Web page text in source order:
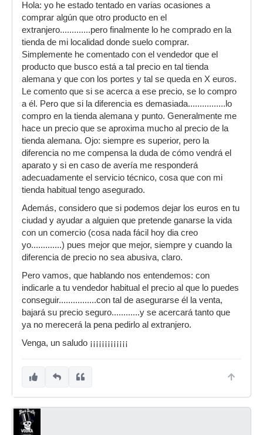
Hola: yo he estado tentado en varias ocasiones a
comprar algún que otro producto en el
extranjero.............pero finalmente lo he comprado en la
tienda de mi localidad donde suelo comprar.
Simplemente he comentado con el vendedor que el
producto que busco está a tal precio en tal tienda
alemana y que con los portes y tal se queda en X euros.
Le comento que si se acerca a ese precio, se lo compro
a él. Pero que si la diferencia es demasiada................lo
compro en la tienda alemana y punto. Generalmente me
hace un precio que se aproxima mucho al precio de la
tienda alemana. Ojo: siempre es superior, pero la
diferencia no me compensa la duda de cómo vendrá el
aparato y si en caso de avería me responderá
adecuadamente el servicio técnico, cosa que con mi
tienda habitual tengo asegurado.
Además, considero que si podemos dejar los euros en tu
ciudad y ayudar a alguien que pretende ganarse la vida
con un comercio (cosa nada fácil hoy dia creo
yo.............) pues mejor que mejor, siempre y cuando la
diferencia de precio no sea abusiva, claro.
Pero vamos, que hablando nos entendemos: con
indicarle a tu vendedor habitual el precio al que lo puedes
conseguir................con tal de asegurarse él la venta,
bajará su precio seguro............y se acercará tanto que
ya no merecerá la pena pedirlo al extranjero.
Venga, un saludo ¡¡¡¡¡¡¡¡¡¡¡¡¡